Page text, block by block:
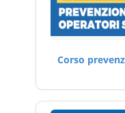
Corso